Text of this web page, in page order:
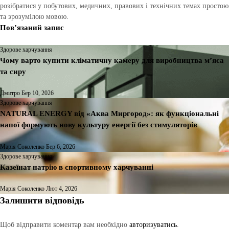
розібратися у побутових, медичних, правових і технічних темах простою
та зрозумілою мовою.
Пов’язаний запис
Здорове харчування
Чому варто купити кліматичну камеру для виробництва м’яса
та сиру
Дмитро Бер 10, 2026
Здорове харчування
NATURAL ENERGY від «Аква Миргород»: як функціональні
напої формують нову культуру енергії без стимуляторів
Марія Соколенко Бер 6, 2026
Здорове харчування
Казеїнат натрію в спортивному харчуванні
Марія Соколенко Лют 4, 2026
Залишити відповідь
Щоб відправити коментар вам необхідно авторизуватись